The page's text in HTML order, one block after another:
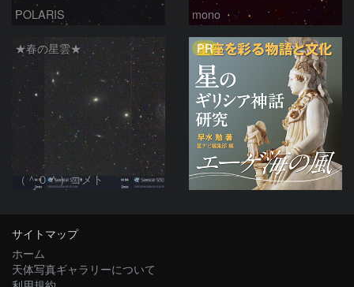
POLARIS mono
★春の星雲★
（＾０＾）コメト
PR
サイトマップ
ホーム
天体写真ギャラリーについて